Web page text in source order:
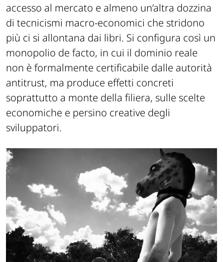
accesso al mercato e almeno un’altra dozzina
di tecnicismi macro-economici che stridono
più ci si allontana dai libri. Si configura così un
monopolio de facto, in cui il dominio reale
non è formalmente certificabile dalle autorità
antitrust, ma produce effetti concreti
soprattutto a monte della filiera, sulle scelte
economiche e persino creative degli
sviluppatori.